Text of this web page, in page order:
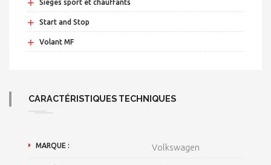
Sièges sport et chauffants
+ Start and Stop
+ Volant MF
CARACTÉRISTIQUES TECHNIQUES
MARQUE : Volkswagen